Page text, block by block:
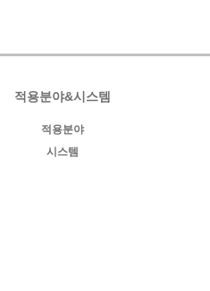
적용분야&시스템
적용분야
시스템